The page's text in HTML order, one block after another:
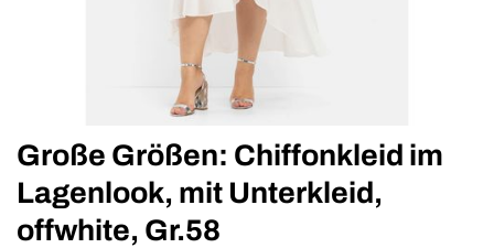
Große Größen: Chiffonkleid im
Lagenlook, mit Unterkleid,
offwhite, Gr.58